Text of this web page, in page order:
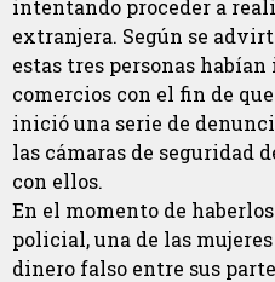
intentando proceder a
extranjera. Según se
estas tres personas
comercios con el fin de
inició una serie de
las cámaras de seguridad
con ellos.
En el momento de
policial, una de las
dinero falso entre sus